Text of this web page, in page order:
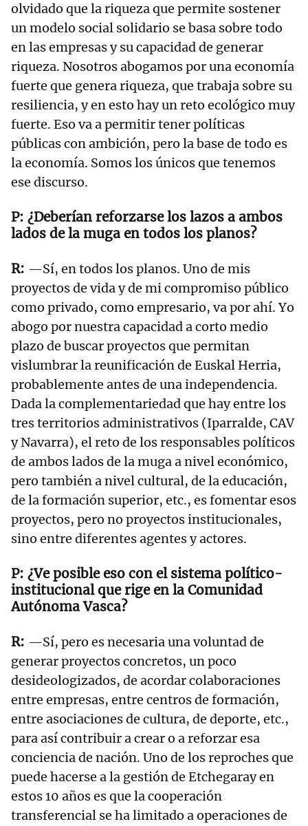
olvidado que la riqueza que permite sostener
un modelo social solidario se basa sobre todo
en las empresas y su capacidad de generar
riqueza. Nosotros abogamos por una economía
fuerte que genera riqueza, que trabaja sobre su
resiliencia, y en esto hay un reto ecológico muy
fuerte. Eso va a permitir tener políticas
públicas con ambición, pero la base de todo es
la economía. Somos los únicos que tenemos
ese discurso.
¿Deberían reforzarse los lazos a ambos
lados de la muga en todos los planos?
—Sí, en todos los planos. Uno de mis
proyectos de vida y de mi compromiso público
como privado, como empresario, va por ahí. Yo
abogo por nuestra capacidad a corto medio
plazo de buscar proyectos que permitan
vislumbrar la reunificación de Euskal Herria,
probablemente antes de una independencia.
Dada la complementariedad que hay entre los
tres territorios administrativos (Iparralde, CAV
y Navarra), el reto de los responsables políticos
de ambos lados de la muga a nivel económico,
pero también a nivel cultural, de la educación,
de la formación superior, etc., es fomentar esos
proyectos, pero no proyectos institucionales,
sino entre diferentes agentes y actores.
¿Ve posible eso con el sistema político-
institucional que rige en la Comunidad
Autónoma Vasca?
—Sí, pero es necesaria una voluntad de
generar proyectos concretos, un poco
desideologizados, de acordar colaboraciones
entre empresas, entre centros de formación,
entre asociaciones de cultura, de deporte, etc.,
para así contribuir a crear o a reforzar esa
conciencia de nación. Uno de los reproches que
puede hacerse a la gestión de Etchegaray en
estos 10 años es que la cooperación
transferencial se ha limitado a operaciones de